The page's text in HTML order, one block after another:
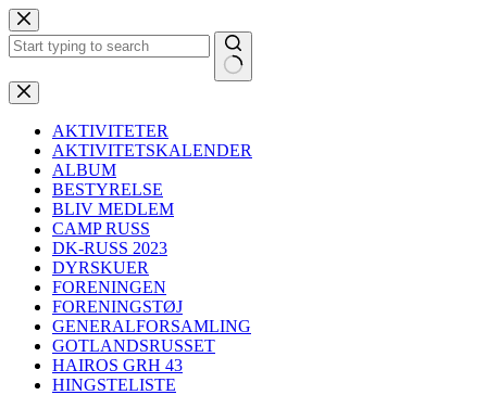
Fortsæt
til
indhold
Ingen
resultater
AKTIVITETER
AKTIVITETSKALENDER
ALBUM
BESTYRELSE
BLIV MEDLEM
CAMP RUSS
DK-RUSS 2023
DYRSKUER
FORENINGEN
FORENINGSTØJ
GENERALFORSAMLING
GOTLANDSRUSSET
HAIROS GRH 43
HINGSTELISTE